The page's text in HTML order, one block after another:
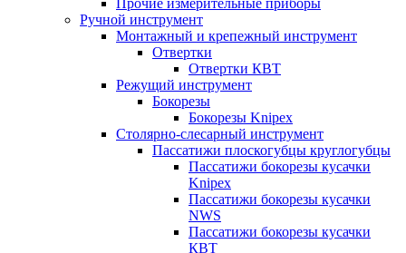
Прочие измерительные приборы
Ручной инструмент
Монтажный и крепежный инструмент
Отвертки
Отвертки КВТ
Режущий инструмент
Бокорезы
Бокорезы Knipex
Столярно-слесарный инструмент
Пассатижи плоскогубцы круглогубцы
Пассатижи бокорезы кусачки
Knipex
Пассатижи бокорезы кусачки
NWS
Пассатижи бокорезы кусачки
КВТ